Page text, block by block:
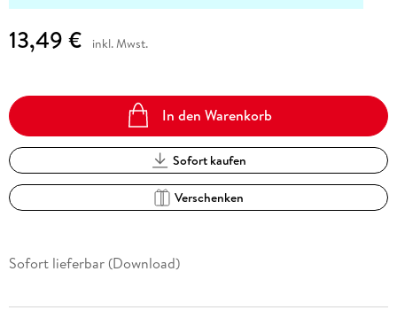
13,49 € inkl. Mwst.
In den Warenkorb
Sofort kaufen
Verschenken
Sofort lieferbar (Download)